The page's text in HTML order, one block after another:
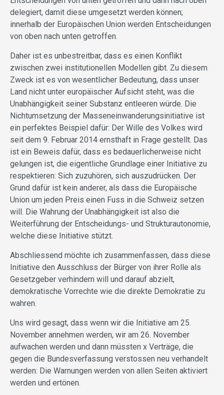
delegiert, damit diese umgesetzt werden können;
innerhalb der Europäischen Union werden Entscheidungen
von oben nach unten getroffen.
Daher ist es unbestreitbar, dass es einen Konflikt
zwischen zwei institutionellen Modellen gibt. Zu diesem
Zweck ist es von wesentlicher Bedeutung, dass unser
Land nicht unter europäischer Aufsicht steht, was die
Unabhängigkeit seiner Substanz entleeren würde. Die
Nichtumsetzung der Masseneinwanderungsinitiative ist
ein perfektes Beispiel dafür: Der Wille des Volkes wird
seit dem 9. Februar 2014 ernsthaft in Frage gestellt. Das
ist ein Beweis dafür, dass es bedauerlicherweise nicht
gelungen ist, die eigentliche Grundlage einer Initiative zu
respektieren: Sich zuzuhören, sich auszudrücken. Der
Grund dafür ist kein anderer, als dass die Europäische
Union um jeden Preis einen Fuss in die Schweiz setzen
will. Die Wahrung der Unabhängigkeit ist also die
Weiterführung der Entscheidungs- und Strukturautonomie,
welche diese Initiative stützt.
Abschliessend möchte ich zusammenfassen, dass diese
Initiative den Ausschluss der Bürger von ihrer Rolle als
Gesetzgeber verhindern will und darauf abzielt,
demokratische Vorrechte wie die direkte Demokratie zu
wahren.
Uns wird gesagt, dass wenn wir die Initiative am 25.
November annehmen werden, wir am 26. November
aufwachen werden und dann müssten x Verträge, die
gegen die Bundesverfassung verstossen neu verhandelt
werden: Die Warnungen werden von allen Seiten aktiviert
werden und ertönen.